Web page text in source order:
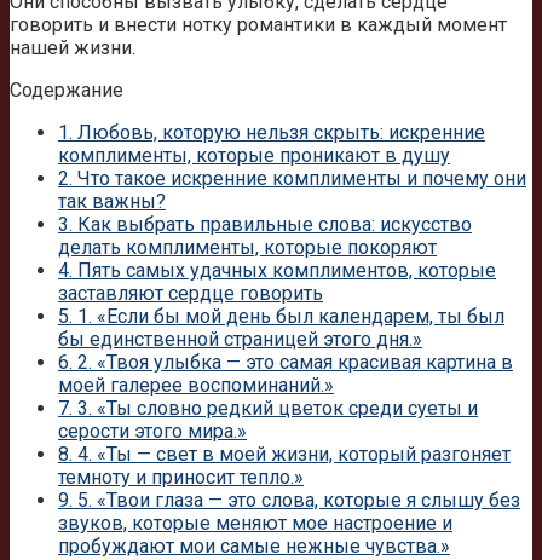
говорить и внести нотку романтики в каждый момент
нашей жизни.
Содержание
1. Любовь, которую нельзя скрыть: искренние
комплименты, которые проникают в душу
2. Что такое искренние комплименты и почему они
так важны?
3. Как выбрать правильные слова: искусство
делать комплименты, которые покоряют
4. Пять самых удачных комплиментов, которые
заставляют сердце говорить
5. 1. «Если бы мой день был календарем, ты был
бы единственной страницей этого дня.»
6. 2. «Твоя улыбка — это самая красивая картина в
моей галерее воспоминаний.»
7. 3. «Ты словно редкий цветок среди суеты и
серости этого мира.»
8. 4. «Ты — свет в моей жизни, который разгоняет
темноту и приносит тепло.»
9. 5. «Твои глаза — это слова, которые я слышу без
звуков, которые меняют мое настроение и
пробуждают мои самые нежные чувства.»